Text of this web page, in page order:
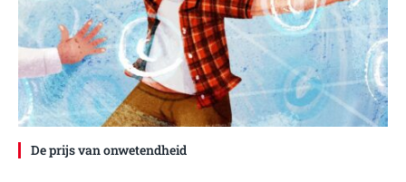
De prijs van onwetendheid